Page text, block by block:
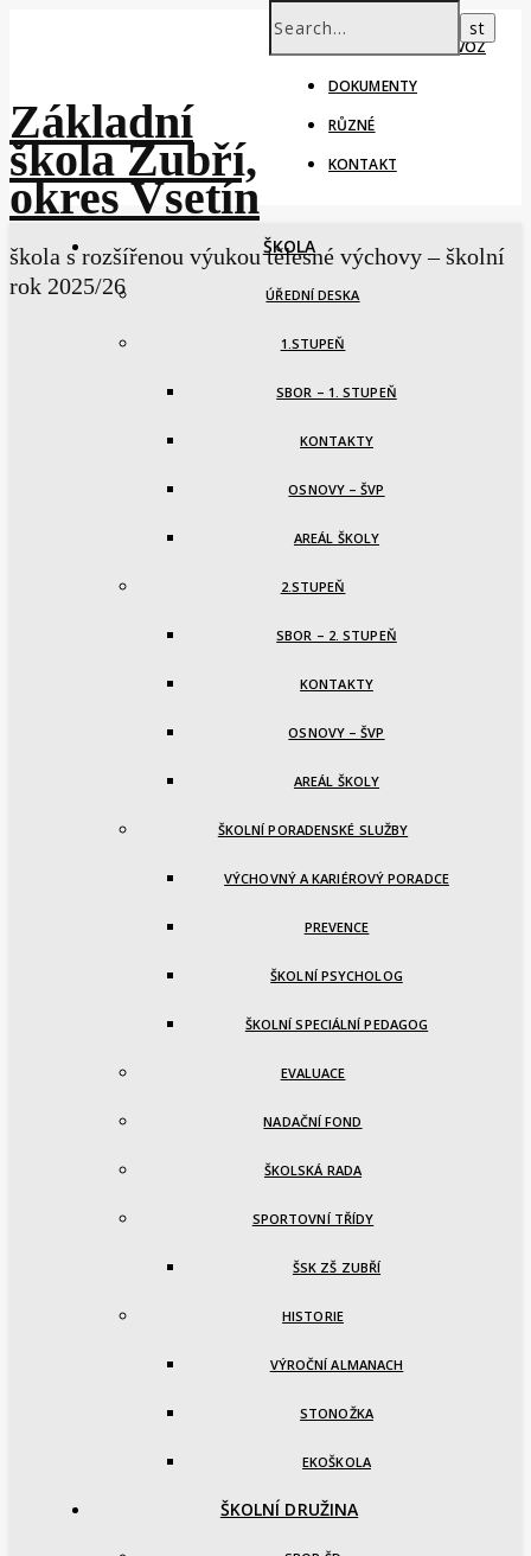
ŠKOLNÍ ROK – PROVOZ
DOKUMENTY
RŮZNÉ
KONTAKT
Základní
škola Zubří,
okres Vsetín
škola s rozšířenou výukou tělesné výchovy – školní
rok 2025/26
ŠKOLA
ÚŘEDNÍ DESKA
1.STUPEŇ
SBOR – 1. STUPEŇ
KONTAKTY
OSNOVY – ŠVP
AREÁL ŠKOLY
2.STUPEŇ
SBOR – 2. STUPEŇ
KONTAKTY
OSNOVY – ŠVP
AREÁL ŠKOLY
ŠKOLNÍ PORADENSKÉ SLUŽBY
VÝCHOVNÝ A KARIÉROVÝ PORADCE
PREVENCE
ŠKOLNÍ PSYCHOLOG
ŠKOLNÍ SPECIÁLNÍ PEDAGOG
EVALUACE
NADAČNÍ FOND
ŠKOLSKÁ RADA
SPORTOVNÍ TŘÍDY
ŠSK ZŠ ZUBŘÍ
HISTORIE
VÝROČNÍ ALMANACH
STONOŽKA
EKOŠKOLA
ŠKOLNÍ DRUŽINA